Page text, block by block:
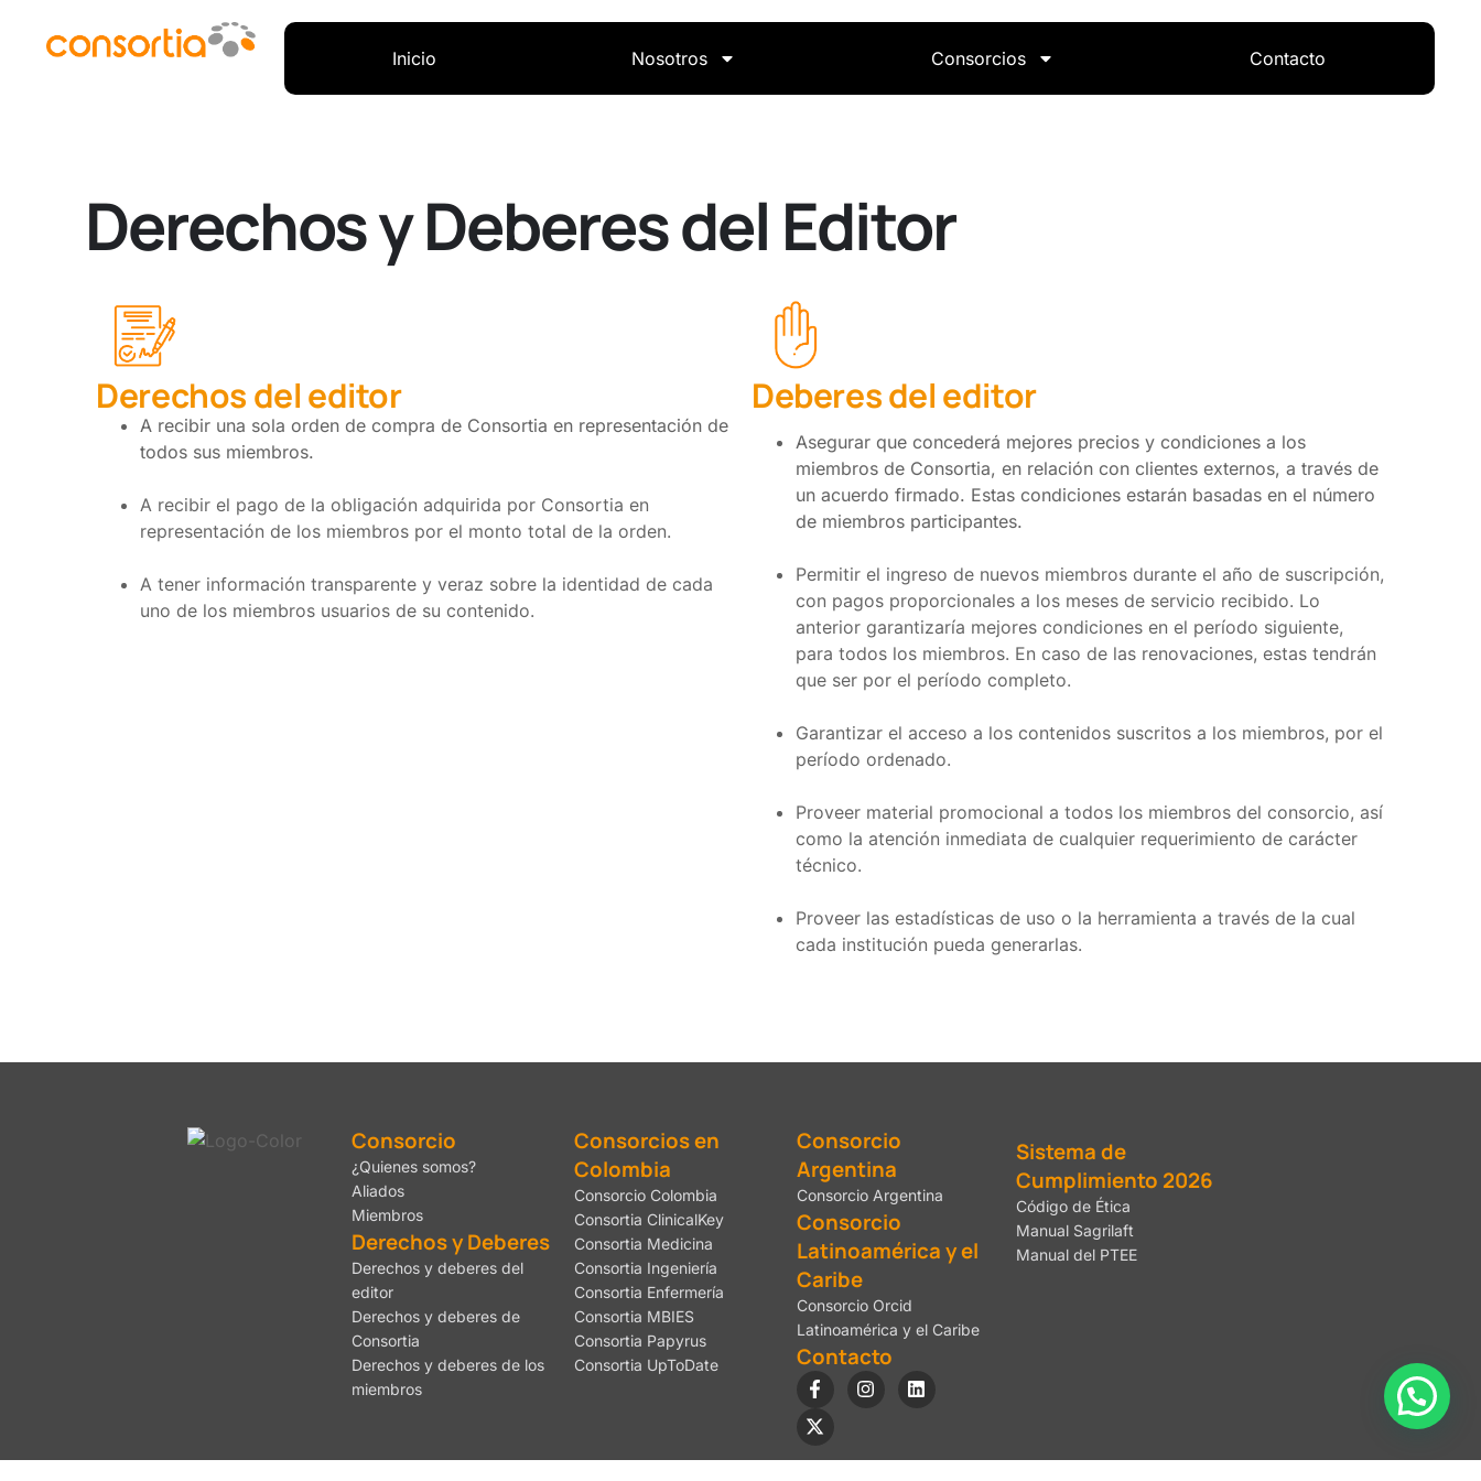
Inicio Nosotros Consorcios Contacto
Derechos y Deberes del Editor
Derechos del editor
A recibir una sola orden de compra de Consortia en representación de
todos sus miembros.
A recibir el pago de la obligación adquirida por Consortia en
representación de los miembros por el monto total de la orden.
A tener información transparente y veraz sobre la identidad de cada
uno de los miembros usuarios de su contenido.
Deberes del editor
Asegurar que concederá mejores precios y condiciones a los
miembros de Consortia, en relación con clientes externos, a través de
un acuerdo firmado. Estas condiciones estarán basadas en el número
de miembros participantes.
Permitir el ingreso de nuevos miembros durante el año de suscripción,
con pagos proporcionales a los meses de servicio recibido. Lo
anterior garantizaría mejores condiciones en el período siguiente,
para todos los miembros. En caso de las renovaciones, estas tendrán
que ser por el período completo.
Garantizar el acceso a los contenidos suscritos a los miembros, por el
período ordenado.
Proveer material promocional a todos los miembros del consorcio, así
como la atención inmediata de cualquier requerimiento de carácter
técnico.
Proveer las estadísticas de uso o la herramienta a través de la cual
cada institución pueda generarlas.
Consorcio
¿Quienes somos?
Aliados
Miembros
Derechos y Deberes
Derechos y deberes del
editor
Derechos y deberes de
Consortia
Derechos y deberes de los
miembros
Consorcios en
Colombia
Consorcio Colombia
Consortia ClinicalKey
Consortia Medicina
Consortia Ingeniería
Consortia Enfermería
Consortia MBIES
Consortia Papyrus
Consortia UpToDate
Consorcio
Argentina
Consorcio Argentina
Consorcio
Latinoamérica y el
Caribe
Consorcio Orcid
Latinoamérica y el Caribe
Contacto
Sistema de
Cumplimiento 2026
Código de Ética
Manual Sagrilaft
Manual del PTEE